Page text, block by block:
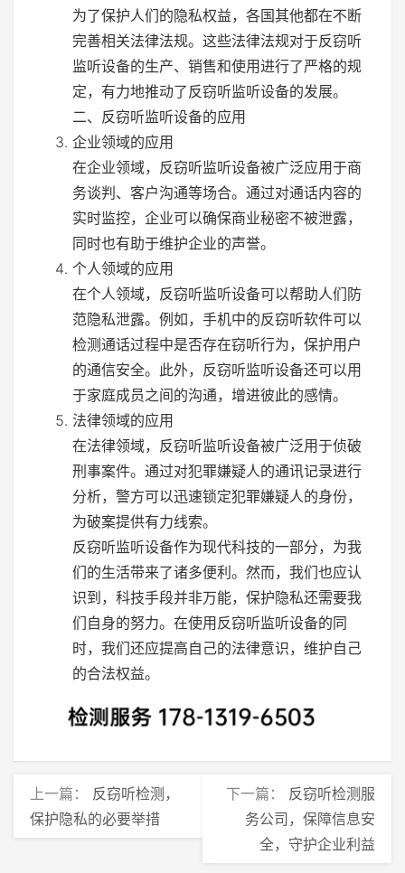
为了保护人们的隐私权益，各国其他都在不断
完善相关法律法规。这些法律法规对于反窃听
监听设备的生产、销售和使用进行了严格的规
定，有力地推动了反窃听监听设备的发展。
二、反窃听监听设备的应用
企业领域的应用
在企业领域，反窃听监听设备被广泛应用于商
务谈判、客户沟通等场合。通过对通话内容的
实时监控，企业可以确保商业秘密不被泄露，
同时也有助于维护企业的声誉。
个人领域的应用
在个人领域，反窃听监听设备可以帮助人们防
范隐私泄露。例如，手机中的反窃听软件可以
检测通话过程中是否存在窃听行为，保护用户
的通信安全。此外，反窃听监听设备还可以用
于家庭成员之间的沟通，增进彼此的感情。
法律领域的应用
在法律领域，反窃听监听设备被广泛用于侦破
刑事案件。通过对犯罪嫌疑人的通讯记录进行
分析，警方可以迅速锁定犯罪嫌疑人的身份，
为破案提供有力线索。
反窃听监听设备作为现代科技的一部分，为我
们的生活带来了诸多便利。然而，我们也应认
识到，科技手段并非万能，保护隐私还需要我
们自身的努力。在使用反窃听监听设备的同
时，我们还应提高自己的法律意识，维护自己
的合法权益。
上一篇： 反窃听检测，
保护隐私的必要举措
下一篇： 反窃听检测服
务公司，保障信息安
全，守护企业利益